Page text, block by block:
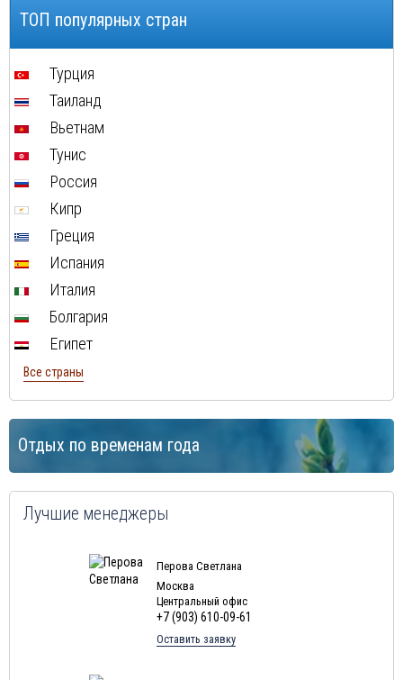
ТОП популярных стран
Турция
Таиланд
Вьетнам
Тунис
Россия
Кипр
Греция
Испания
Италия
Болгария
Египет
Все страны
Отдых по временам года
Лучшие менеджеры
Перова Светлана
Москва
Центральный офис
+7 (903) 610-09-61
Оставить заявку